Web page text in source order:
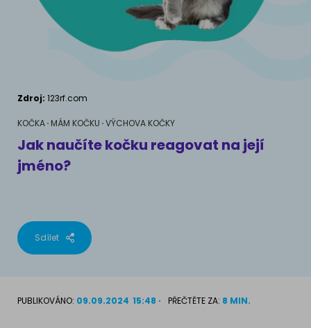
Pamlsky a doplňky stravy
Chování
Školení
MÁM PSA
Život se psem
Příslušenství pro psy
Výživové poradenství
Pamlsky a doplňky stravy
MÁM KOČKU
Jak rozumět kočce
Život s kočkou
Školení
Příslušenství pro kočky
PLEMENA KOČEK
AKVARIJNÍ RYBY
Zdroj: 123rf.com
KOČKA MÁM KOČKU VÝCHOVA KOČKY
Jak naučíte kočku reagovat na její
jméno?
Sdílet
PUBLIKOVÁNO: 09.09.2024 15:48 PŘEČTĚTE ZA: 8 MIN.